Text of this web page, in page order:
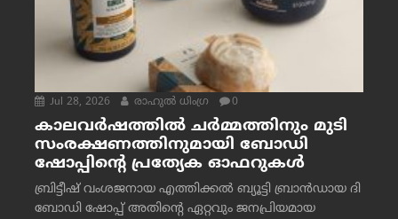
Jul 28, 2026 രാഹുല്‍ ധിംഗ്ര 0
കാലവർഷത്തിൽ ചർമ്മത്തിനും മുടി
സംരക്ഷണത്തിനുമായി ബോഡി
ഷോപ്പിന്റെ പ്രത്യേക ഓഫറുകൾ
ബ്രിട്ടീഷ് വംശജനായ എത്തിക്കൽ ബ്യൂട്ടി ബ്രാൻഡായ ദി
ബോഡി ഷോപ്പ് അതിന്റെ ഏറ്റവും ജനപ്രിയമായ